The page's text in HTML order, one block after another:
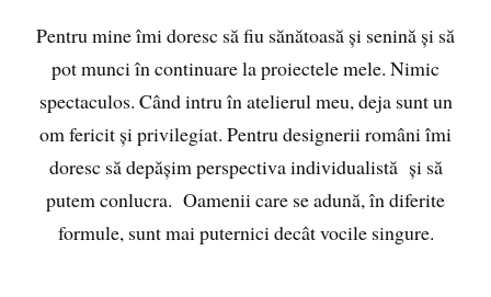
Pentru mine îmi doresc să fiu sănătoasă și senină și să
pot munci în continuare la proiectele mele. Nimic
spectaculos. Când intru în atelierul meu, deja sunt un
om fericit și privilegiat. Pentru designerii români îmi
doresc să depășim perspectiva individualistă și să
putem conlucra. Oamenii care se adună, în diferite
formule, sunt mai puternici decât vocile singure.